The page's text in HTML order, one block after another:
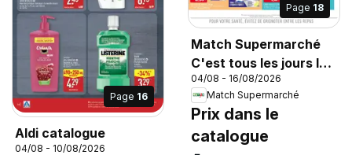
Page 16
Aldi catalogue
04/08 - 10/08/2026
Page 18
Match Supermarché
C'est tous les jours le
marché
04/08 - 16/08/2026
Match Supermarché
Prix dans le
catalogue